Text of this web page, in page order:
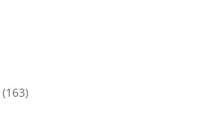
(163)